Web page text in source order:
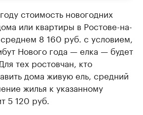
стоимость новогодних
или квартиры в Ростове-на-
8 160 руб. с условием,
Нового года — елка — будет
тех ростовчан, кто
дома живую ель, средний
жилья к указанному
5 120 руб.